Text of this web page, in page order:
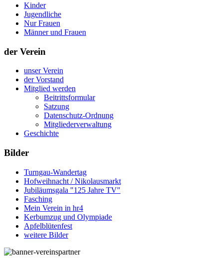
Kinder
Jugendliche
Nur Frauen
Männer und Frauen
der Verein
unser Verein
der Vorstand
Mitglied werden
Beitrittsformular
Satzung
Datenschutz-Ordnung
Mitgliederverwaltung
Geschichte
Bilder
Turngau-Wandertag
Hofweihnacht / Nikolausmarkt
Jubiläumsgala "125 Jahre TV"
Fasching
Mein Verein in hr4
Kerbumzug und Olympiade
Apfelblütenfest
weitere Bilder